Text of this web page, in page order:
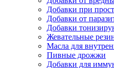
Добавки при
Добавки от
Добавки
Жевательные
Масла для
Пивные дрожжи
Добавки для